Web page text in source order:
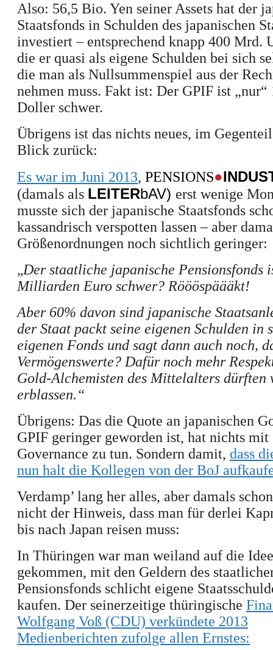
Also: 56,5 Bio. Yen seiner Assets hat der
Staatsfonds in Schulden des japanischen
investiert – entsprechend knapp 400 Mrd.
die er quasi als eigene Schulden bei sich
die man als Nullsummenspiel aus der
nehmen muss. Fakt ist: Der GPIF ist
Doller schwer.
Übrigens ist das nichts neues, im
Blick zurück:
Es war im Juni 2013, PENSIONS●
(damals als LEITERbAV) erst wenige
musste sich der japanische Staatsfonds
kassandrisch verspotten lassen – aber
Größenordnungen noch sichtlich geringer:
„Der staatliche japanische Pensionsfonds
Milliarden Euro schwer? Röööspäääkt!
Aber 60% davon sind japanische
der Staat packt seine eigenen Schulden in
eigenen Fonds und sagt dann auch noch,
Vermögenswerte? Dafür noch mehr
Gold-Alchemisten des Mittelalters dürften
erblassen.“
Übrigens: Das die Quote an japanischen
GPIF geringer geworden ist, hat nichts mit
Governance zu tun. Sondern damit, dass
nun halt die Kollegen von der BoJ
Verdamp’ lang her alles, aber damals
nicht der Hinweis, dass man für derlei
bis nach Japan reisen muss:
In Thüringen war man weiland auf die Idee
gekommen, mit den Geldern des
Pensionsfonds schlicht eigene
kaufen. Der seinerzeitige thüringische
Wolfgang Voß (CDU) verkündete 2013
Medienberichten zufolge allen Ernstes: